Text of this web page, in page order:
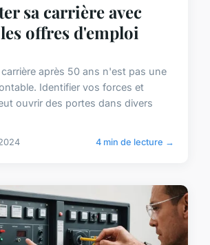
sa carrière avec
offres d'emploi
carrière après 50 ans n'est pas une
Identifier vos forces et
ouvrir des portes dans divers
4 min de lecture →